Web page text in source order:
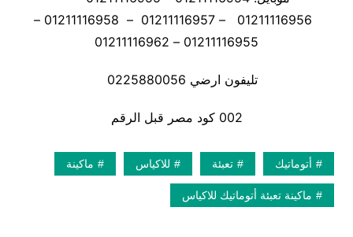
01211116956 – 01211116957 – 01211116958 –
01211116955 – 01211116962
تليفون ارضي 0225880056
002 كود مصر قبل الرقم
أتوماتيك تعبئة للاكياس ماكينة
ماكينة تعبئة أتوماتيك للاكياس